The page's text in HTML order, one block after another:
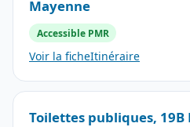
Mayenne
Accessible PMR
Voir la ficheItinéraire
Toilettes publiques, 19B